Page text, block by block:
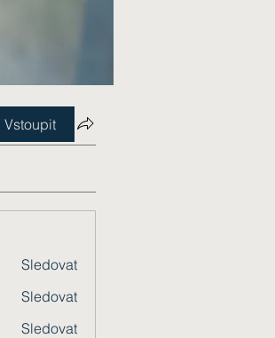
Vstoupit
Sledovat
Sledovat
Sledovat